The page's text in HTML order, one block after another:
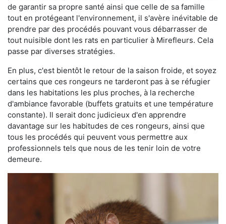
de garantir sa propre santé ainsi que celle de sa famille
tout en protégeant l'environnement, il s'avère inévitable de
prendre par des procédés pouvant vous débarrasser de
tout nuisible dont les rats en particulier à Mirefleurs. Cela
passe par diverses stratégies.
En plus, c'est bientôt le retour de la saison froide, et soyez
certains que ces rongeurs ne tarderont pas à se réfugier
dans les habitations les plus proches, à la recherche
d'ambiance favorable (buffets gratuits et une température
constante). Il serait donc judicieux d'en apprendre
davantage sur les habitudes de ces rongeurs, ainsi que
tous les procédés qui peuvent vous permettre aux
professionnels tels que nous de les tenir loin de votre
demeure.